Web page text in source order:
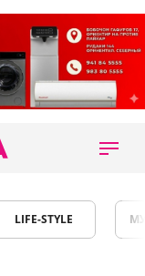
LIFE-STYLE